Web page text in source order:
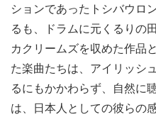
ションであったトシバウロ
るも、ドラムに元くるりの
カクリームズを収めた作品
た楽曲たちは、アイリッシ
るにもかかわらず、自然に
は、日本人としての彼らの